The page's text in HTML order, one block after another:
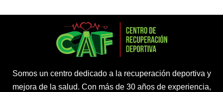
Somos un centro dedicado a la recuperación deportiva y
mejora de la salud. Con más de 30 años de experiencia,